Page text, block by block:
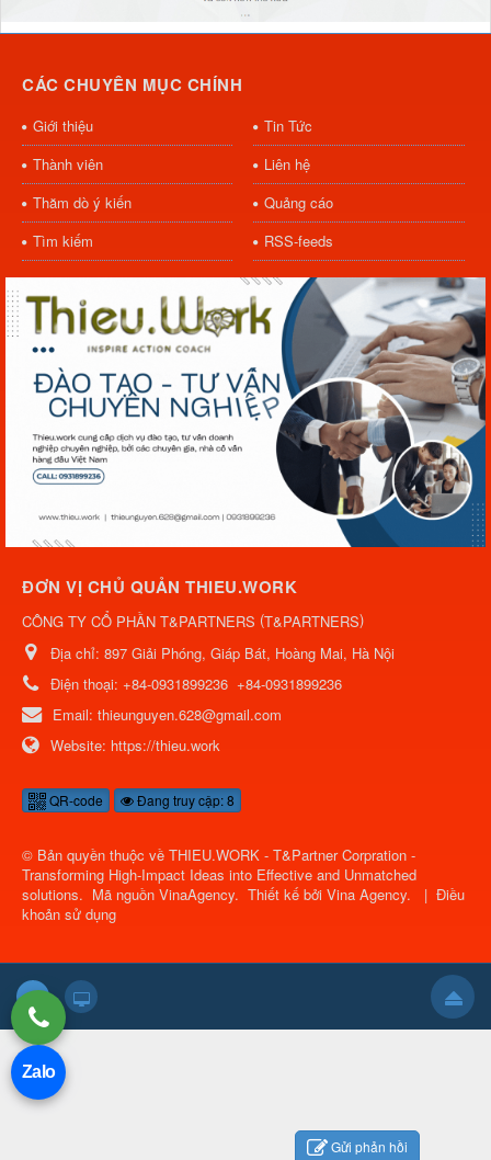
CÁC CHUYÊN MỤC CHÍNH
Giới thiệu
Tin Tức
Thành viên
Liên hệ
Thăm dò ý kiến
Quảng cáo
Tìm kiếm
RSS-feeds
ĐƠN VỊ CHỦ QUẢN THIEU.WORK
CÔNG TY CỔ PHẦN T&PARTNERS (T&PARTNERS)
Địa chỉ: 897 Giải Phóng, Giáp Bát, Hoàng Mai, Hà Nội
Điện thoại: +84-0931899236 +84-0931899236
Email: thieunguyen.628@gmail.com
Website: https://thieu.work
QR-code Đang truy cập: 8
© Bản quyền thuộc về THIEU.WORK - T&Partner Corpration -
Transforming High-Impact Ideas into Effective and Unmatched
solutions. Mã nguồn VinaAgency. Thiết kế bởi Vina Agency. | Điều
khoản sử dụng
Gửi phản hồi
Zalo